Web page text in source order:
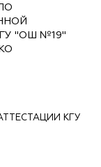
"ОШ №19"
КГУ